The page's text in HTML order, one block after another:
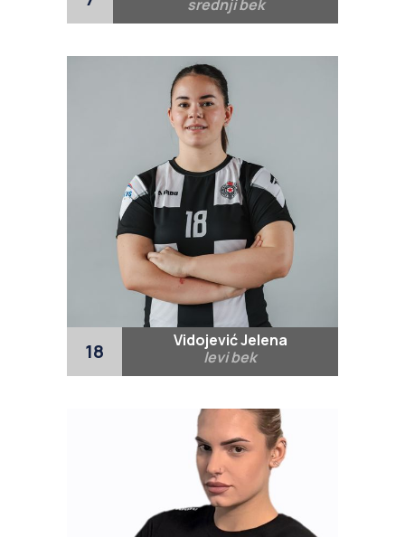
srednji bek
18
Vidojević Jelena
levi bek